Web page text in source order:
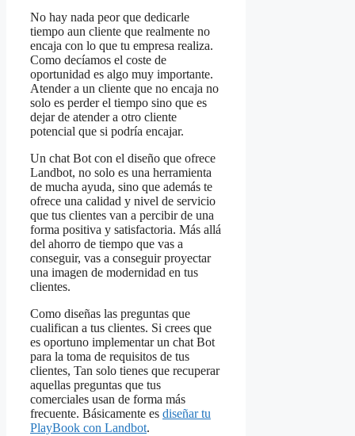
No hay nada peor que dedicarle
tiempo aun cliente que realmente no
encaja con lo que tu empresa realiza.
Como decíamos el coste de
oportunidad es algo muy importante.
Atender a un cliente que no encaja no
solo es perder el tiempo sino que es
dejar de atender a otro cliente
potencial que si podría encajar.
Un chat Bot con el diseño que ofrece
Landbot, no solo es una herramienta
de mucha ayuda, sino que además te
ofrece una calidad y nivel de servicio
que tus clientes van a percibir de una
forma positiva y satisfactoria. Más allá
del ahorro de tiempo que vas a
conseguir, vas a conseguir proyectar
una imagen de modernidad en tus
clientes.
Como diseñas las preguntas que
cualifican a tus clientes. Si crees que
es oportuno implementar un chat Bot
para la toma de requisitos de tus
clientes, Tan solo tienes que recuperar
aquellas preguntas que tus
comerciales usan de forma más
frecuente. Básicamente es diseñar tu
PlayBook con Landbot.